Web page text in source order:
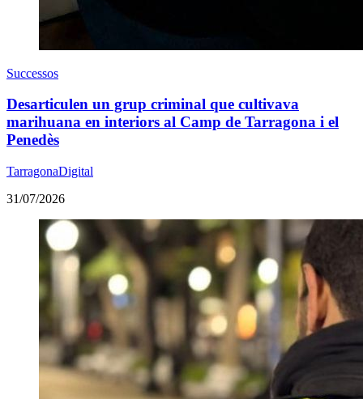
Successos
Desarticulen un grup criminal que cultivava
marihuana en interiors al Camp de Tarragona i el
Penedès
TarragonaDigital
31/07/2026